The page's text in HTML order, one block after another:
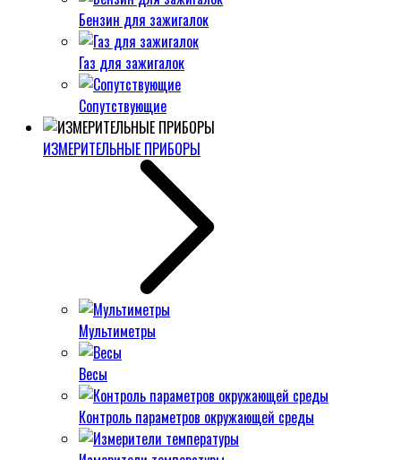
Бензин для зажигалок
Газ для зажигалок
Сопутствующие
ИЗМЕРИТЕЛЬНЫЕ ПРИБОРЫ
Мультиметры
Весы
Контроль параметров окружающей среды